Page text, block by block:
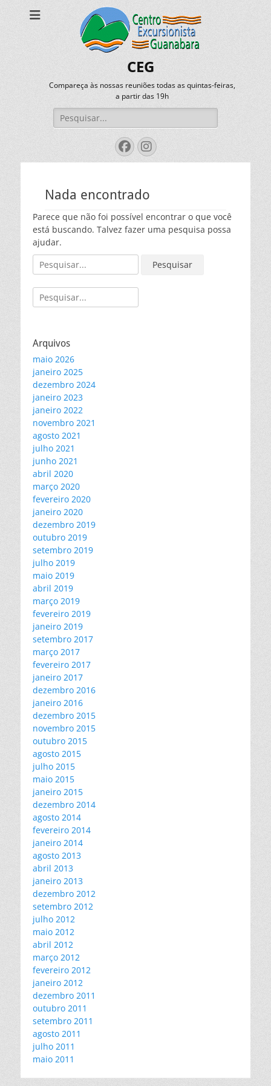
CEG
Compareça às nossas reuniões todas as quintas-feiras,
a partir das 19h
Pesquisar
por:
Facebook
Instagram
Nada encontrado
Parece que não foi possível encontrar o que você
está buscando. Talvez fazer uma pesquisa possa
ajudar.
Pesquisar
por:
Pesquisar
por:
Arquivos
maio 2026
janeiro 2025
dezembro 2024
janeiro 2023
janeiro 2022
novembro 2021
agosto 2021
julho 2021
junho 2021
abril 2020
março 2020
fevereiro 2020
janeiro 2020
dezembro 2019
outubro 2019
setembro 2019
julho 2019
maio 2019
abril 2019
março 2019
fevereiro 2019
janeiro 2019
setembro 2017
março 2017
fevereiro 2017
janeiro 2017
dezembro 2016
janeiro 2016
dezembro 2015
novembro 2015
outubro 2015
agosto 2015
julho 2015
maio 2015
janeiro 2015
dezembro 2014
agosto 2014
fevereiro 2014
janeiro 2014
agosto 2013
abril 2013
janeiro 2013
dezembro 2012
setembro 2012
julho 2012
maio 2012
abril 2012
março 2012
fevereiro 2012
janeiro 2012
dezembro 2011
outubro 2011
setembro 2011
agosto 2011
julho 2011
maio 2011